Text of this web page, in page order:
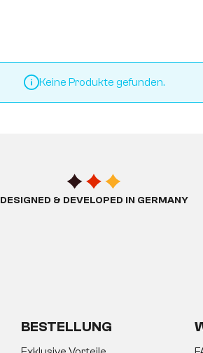
Keine Produkte gefunden.
DESIGNED & DEVELOPED IN GERMANY
BESTELLUNG